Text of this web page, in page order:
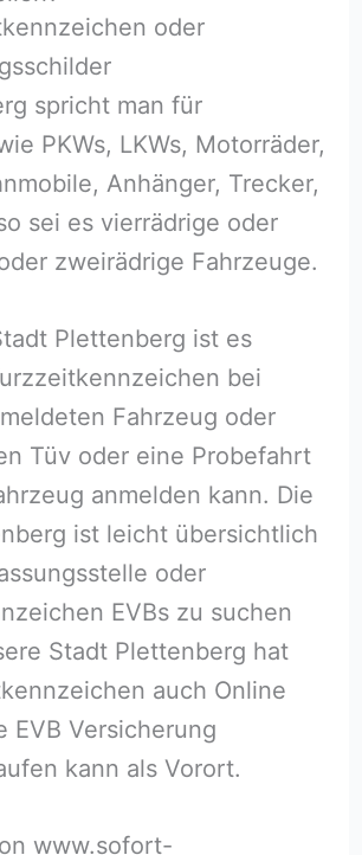
oder
spricht man für
PKWs, LKWs, Motorräder,
Anhänger, Trecker,
sei es vierrädrige oder
zweirädrige Fahrzeuge.
Plettenberg ist es
bei
Fahrzeug oder
Tüv oder eine Probefahrt
anmelden kann. Die
ist leicht übersichtlich
oder
EVBs zu suchen
Stadt Plettenberg hat
auch Online
EVB Versicherung
kann als Vorort.
www.sofort-